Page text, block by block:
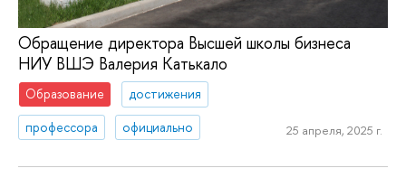
Обращение директора Высшей школы бизнеса
НИУ ВШЭ Валерия Катькало
Образование
достижения
профессора
официально 25 апреля, 2025 г.